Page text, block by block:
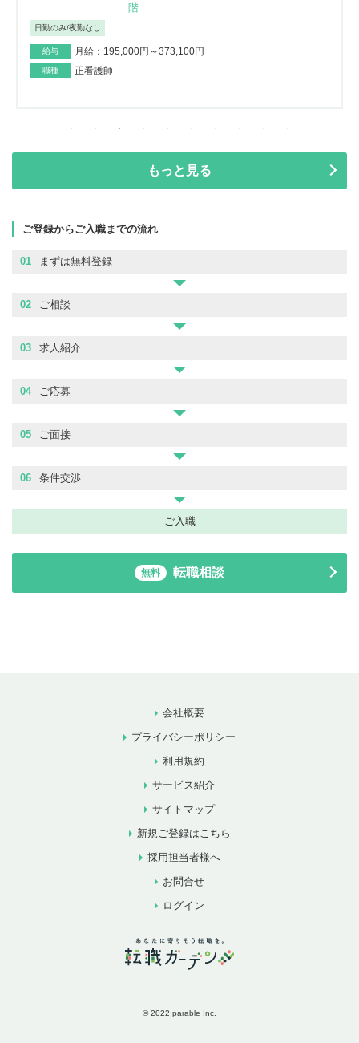
階
日勤のみ/夜勤なし
給与 月給：195,000円～373,100円
職種 正看護師
もっと見る
ご登録からご入職までの流れ
01 まずは無料登録
02 ご相談
03 求人紹介
04 ご応募
05 ご面接
06 条件交渉
ご入職
無料 転職相談
会社概要
プライバシーポリシー
利用規約
サービス紹介
サイトマップ
新規ご登録はこちら
採用担当者様へ
お問合せ
ログイン
© 2022 parable Inc.